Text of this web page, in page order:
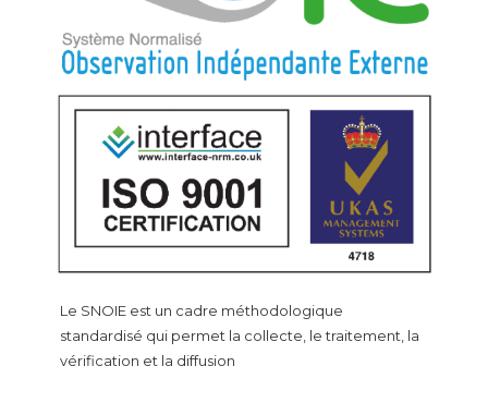
Le SNOIE est un cadre méthodologique
standardisé qui permet la collecte, le traitement, la
vérification et la diffusion